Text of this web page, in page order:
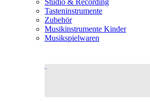
Studio & Recording
Tasteninstrumente
Zubehör
Musikinstrumente Kinder
Musikspielwaren